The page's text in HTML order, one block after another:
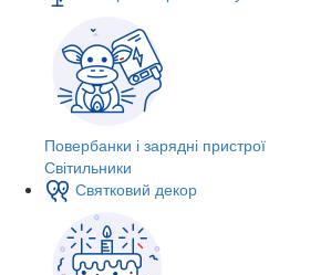
Повербанки і зарядні пристрої
Світильники
Святковий декор